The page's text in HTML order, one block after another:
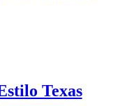
Texas